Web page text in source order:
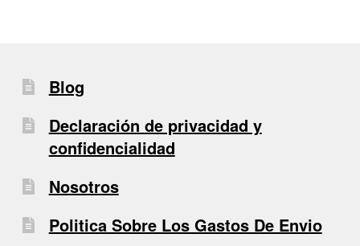
Blog
Declaración de privacidad y
confidencialidad
Nosotros
Politica Sobre Los Gastos De Envio